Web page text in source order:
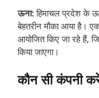
ऊना:हिमाचल प्रदेश के
बेहतरीन मौका आया है। एक
आयोजित किए जा रहे हैं,
किया जाएगा।
कौन सी कंपनी